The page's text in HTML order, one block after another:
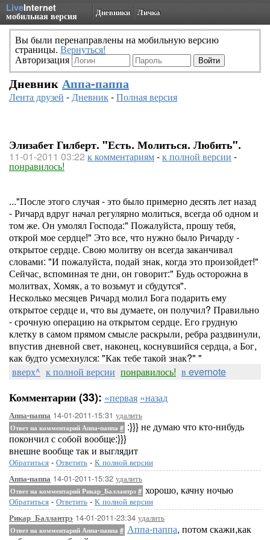
LiveInternet
мобильная версия Дневники Личка
Вы были перенаправлены на мобильную версию
страницы. Вернуться!
Авторизация
Дневник Аппа-паппа
Лента друзей -Дневник-Полная версия
Элизабет Гилберт. "Есть. Молиться. Любить".
11-01-2011 03:22 к комментариям-к полной версии -
понравилось!
..."После этого случая - это было примерно десять лет назад
- Ричард вдруг начал регулярно молиться, всегда об одном и
том же. Он умолял Господа:" Пожалуйста, прошу тебя,
открой мое сердце!" Это все, что нужно было Ричарду -
открытое сердце. Свою молитву он всегда заканчивал
словами: "И пожалуйста, подай знак, когда это произойдет!"
Сейчас, вспоминая те дни, он говорит:" Будь осторожна в
молитвах, Хомяк, а то возьмут и сбудутся".
Несколько месяцев Ричард молил Бога подарить ему
открытое сердце и, что вы думаете, он получил? Правильно
- срочную операцию на открытом сердце. Его грудную
клетку в самом прямом смысле раскрыли, ребра раздвинули,
впустив дневной свет, наконец, коснувшийся сердца, а Бог,
как будто усмехнулся: "Как тебе такой знак?" "
вверх^ к полной версии понравилось! в evernote
Комментарии (33): «первая «назад
Аппа-паппа 14-01-2011-15:31 удалить
Ответ на комментарий Аппа-паппа # :}}} не думаю что кто-нибудь
покончил с собой вообще:}}}
внешне вообще так и выглядит
Обратиться - Ответить - К полной версии
Аппа-паппа 14-01-2011-15:32 удалить
Ответ на комментарий Рикар_Баллантрэ # хорошо, качну ночью
Обратиться - Ответить - К полной версии
Рикар_Баллантрэ 14-01-2011-23:34 удалить
Ответ на комментарий Аппа-паппа # Аппа-паппа, потом скажи,как